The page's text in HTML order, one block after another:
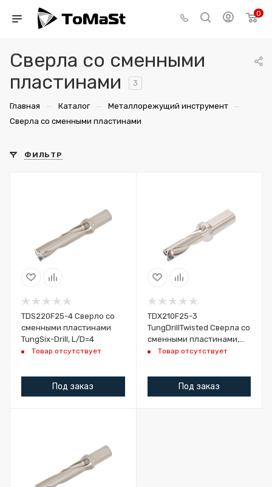
0
Сверла со сменными
пластинами
3
Главная — Каталог — Металлорежущий инструмент —
Сверла со сменными пластинами
ФИЛЬТР
TDS220F25-4 Сверло со
сменными пластинами
TungSix-Drill, L/D=4
Товар отсутствует
Под заказ
TDX210F25-3
TungDrillTwisted Сверла со
сменными пластинами,
L/D=3Товар отсутствует
Под заказ